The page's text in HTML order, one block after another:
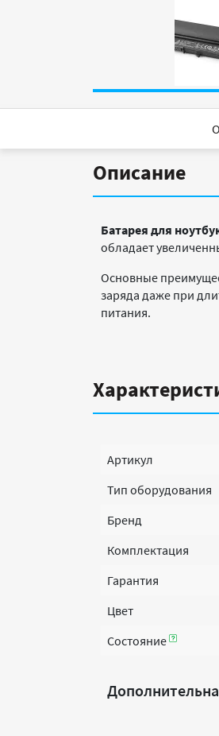
Описание
Батарея для
обладает
Основные
заряда даже при
питания.
Артикул
Тип оборудования
Бренд
Комплектация
Гарантия
Цвет
Состояние